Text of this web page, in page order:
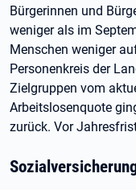
Bürgerinnen und
weniger als im
Menschen weniger
Personenkreis der
Zielgruppen vom
Arbeitslosenquote
zurück. Vor